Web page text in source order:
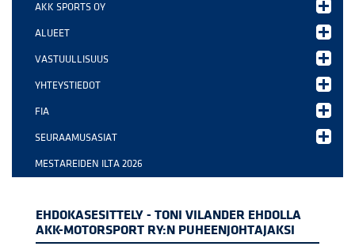
AKK SPORTS OY
ALUEET
VASTUULLISUUS
YHTEYSTIEDOT
FIA
SEURAAMUSASIAT
MESTAREIDEN ILTA 2026
EHDOKASESITTELY - TONI VILANDER EHDOLLA
AKK-MOTORSPORT RY:N PUHEENJOHTAJAKSI